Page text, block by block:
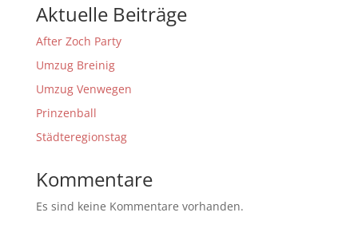
Aktuelle Beiträge
After Zoch Party
Umzug Breinig
Umzug Venwegen
Prinzenball
Städteregionstag
Kommentare
Es sind keine Kommentare vorhanden.